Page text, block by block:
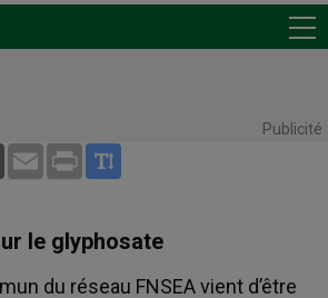
Publicité
X Email Print
le glyphosate
du réseau FNSEA vient d’être